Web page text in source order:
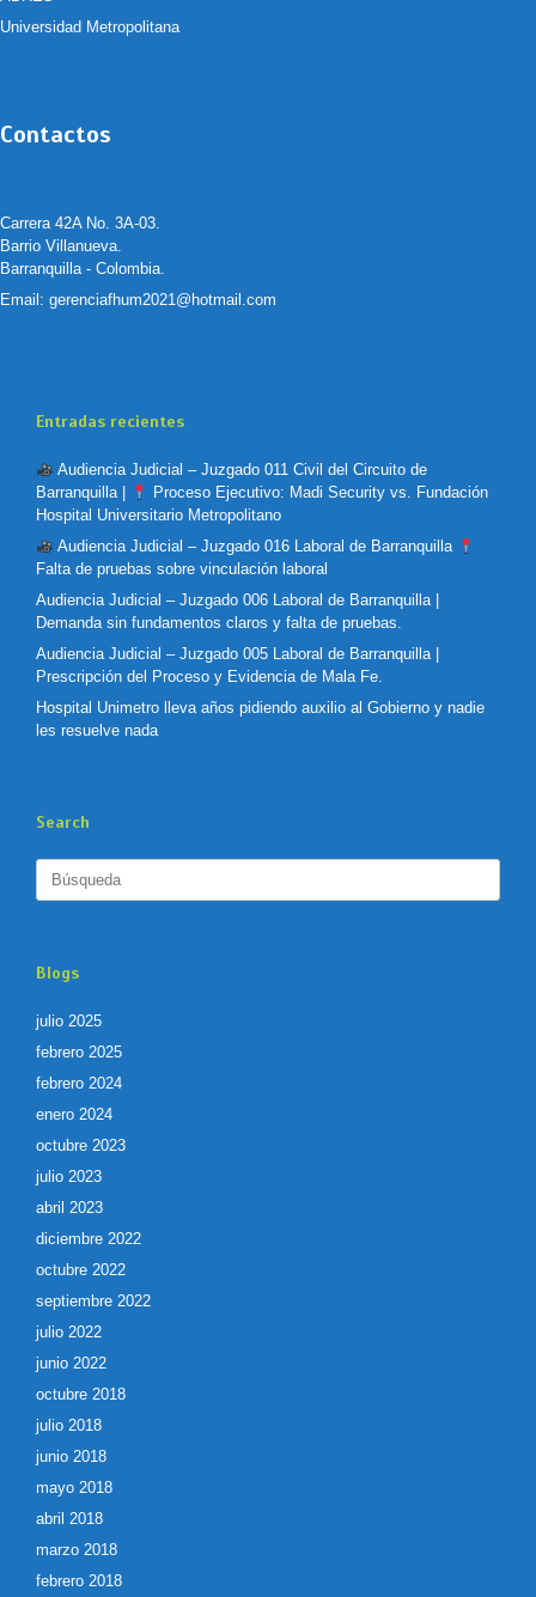
Universidad Metropolitana
Contactos
Carrera 42A No. 3A-03.
Barrio Villanueva.
Barranquilla - Colombia.
Email: gerenciafhum2021@hotmail.com
Entradas recientes
Audiencia Judicial – Juzgado 011 Civil del Circuito de
Barranquilla |
Proceso Ejecutivo: Madi Security vs. Fundación
Hospital Universitario Metropolitano
Audiencia Judicial – Juzgado 016 Laboral de Barranquilla
Falta de pruebas sobre vinculación laboral
Audiencia Judicial – Juzgado 006 Laboral de Barranquilla |
Demanda sin fundamentos claros y falta de pruebas.
Audiencia Judicial – Juzgado 005 Laboral de Barranquilla |
Prescripción del Proceso y Evidencia de Mala Fe.
Hospital Unimetro lleva años pidiendo auxilio al Gobierno y nadie
les resuelve nada
Search
Buscar:
Blogs
julio 2025
febrero 2025
febrero 2024
enero 2024
octubre 2023
julio 2023
abril 2023
diciembre 2022
octubre 2022
septiembre 2022
julio 2022
junio 2022
octubre 2018
julio 2018
junio 2018
mayo 2018
abril 2018
marzo 2018
febrero 2018